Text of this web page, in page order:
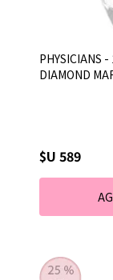
PHYSICIANS
DIAMOND
$U 589